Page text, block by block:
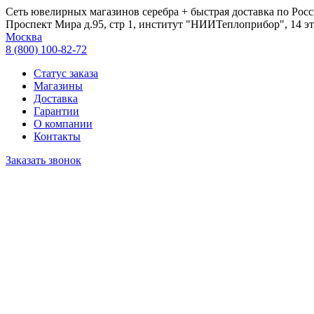
Сеть ювелирных магазинов серебра + быстрая доставка по
Проспект Мира д.95, стр 1, институт "НИИТеплоприбор", 14
Москва
8 (800) 100-82-72
Статус заказа
Магазины
Доставка
Гарантии
О компании
Контакты
Заказать звонок